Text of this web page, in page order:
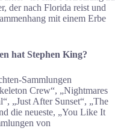
der nach Florida reist und
mit einem Erbe
hat Stephen King?
Sammlungen
Crew“, „Nightmares
„Just After Sunset“, „The
die neueste, „You Like It
von